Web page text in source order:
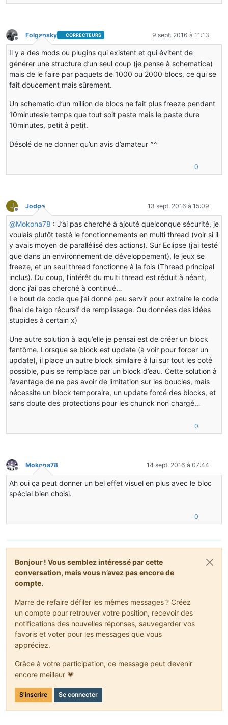
}
public void updateOrigineBlock( int x, int y,
{
swapBlock(x, y, z);
switch(direction)
case NORTH:
updateBlock(x, y, z - 1
case SOUTH:
break ;
break;
break
default
break ;
}
public void updateBlock(int x, int y, int z)
{
if(actual < limit)
{
if
(swapBlock(x, y, z))
{
actual++;
this.yield();
{
case NORTH:
updateBlock(x, y, z - 1);
updateBlock(x -
, y, z);
break
case SOUTH:
updateBlock(x, y, z + 1);
updateBlock(x + 1, y, z);
updateBlock(x + 1, y, z);
updateBlock(x -
break;
default:
updateBlock(x, y, z - 1);
updateBlock(x, y, z + 1);
updateBlock(x +
, y, z);
} // block can't be replace
else // we reach limit for this thread, so we launch
{
// not a good idea to start a new thread without
//ThreadRecursif newFiller = new
}
} // end of Update
// end of Thread
}
Hors-ligne
Folgansky CORRECTEURS 9 sept. 2016 à 11:13
Il y a des mods ou plugins qui existent et qui évitent de
générer une structure d’un seul coup (je pense à schematica)
mais de le faire par paquets de 1000 ou 2000 blocs, ce qui se
fait doucement mais sûrement.
Un schematic d’un million de blocs ne fait plus freeze pendant
10minutesle temps que tout soit paste mais le paste dure
10minutes, petit à petit.
Désolé de ne donner qu’un avis d’amateur ^^
0
J
Hors-ligne
Jodge 13 sept. 2016 à 15:09
@Mokona78 : J’ai pas cherché à ajouté quelconque sécurité, je
voulais plutôt testé le fonctionnements en multi thread (voir si il
y avais moyen de parallélisé des actions). Sur Eclipse (j’ai testé
que dans un environnement de développement), le jeux se
freeze, et un seul thread fonctionne à la fois (Thread principal
inclus). Du coup, l’intérêt du multi thread est réduit à néant,
donc j’ai pas cherché à continué…
Le bout de code que j’ai donné peu servir pour extraire le code
final de l’algo récursif de remplissage. Ou données des idées
stupides à certain x)
Une autre solution à laqu’elle je pensai est de créer un block
fantôme. Lorsque se block est update (à voir pour forcer un
update), il place un autre block similaire à lui sur tout les coté
possible, puis se remplace par un block d’eau. Cette solution à
l’avantage de ne pas avoir de limitation sur les boucles, mais
nécessite un block temporaire, un update forcé des blocks, et
sans doute des protections pour les chunck non chargé…
0
Hors-ligne
Mokona78 14 sept. 2016 à 07:44
Ah oui ça peut donner un bel effet visuel en plus avec le bloc
spécial bien choisi.
0
Bonjour ! Vous semblez intéressé par cette
conversation, mais vous n’avez pas encore de
compte.
Marre de refaire défiler les mêmes messages ? Créez
un compte pour retrouver votre position, recevoir des
notifications des nouvelles réponses, sauvegarder vos
favoris et voter pour les messages que vous
appréciez.
Grâce à votre participation, ce message peut devenir
encore meilleur 💗
S'inscrire Se connecter